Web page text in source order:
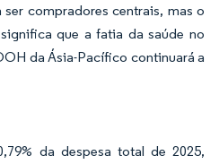
compradores centrais, mas o
que a fatia da saúde no
da Ásia-Pacífico continuará a
da despesa total de 2025,